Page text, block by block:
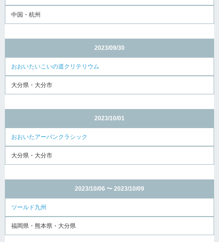
中国・杭州
2023/09/30
おおいたいこいの道クリテリウム
大分県・大分市
2023/10/01
おおいたアーバンクラシック
大分県・大分市
2023/10/06 〜 2023/10/09
ツールド九州
福岡県・熊本県・大分県